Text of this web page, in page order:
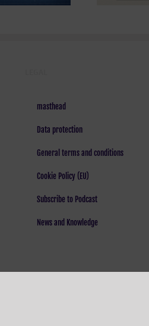
masthead
Data protection
General terms and conditions
Cookie Policy (EU)
Subscribe to Podcast
News and Knowledge